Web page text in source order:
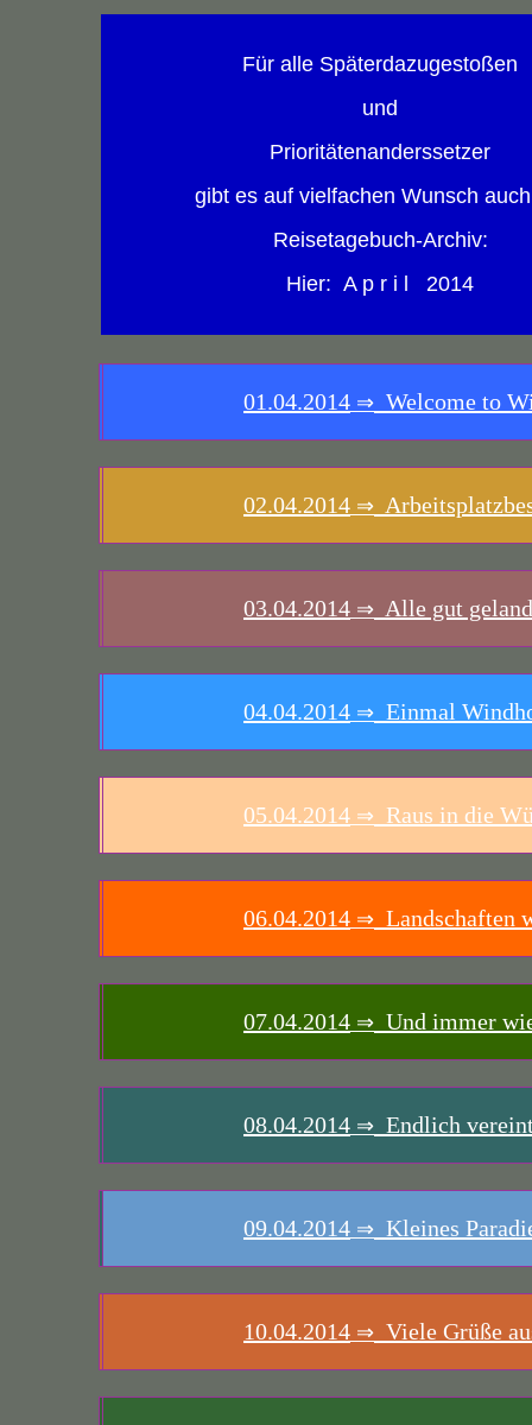
Für alle Späterdazugestoßen
und
Prioritätenanderssetzer
gibt es auf vielfachen Wunsch
Reisetagebuch-Archiv:
Hier: A p r i l 2014
01.04.2014 ⇒ Welcome to
02.04.2014 ⇒
03.04.2014 ⇒ Alle gut
04.04.2014 ⇒ Einmal
05.04.2014 ⇒ Raus in die
06.04.2014 ⇒ Landschaften
07.04.2014 ⇒ Und immer
08.04.2014 ⇒ Endlich
09.04.2014 ⇒ Kleines
10.04.2014 ⇒ Viele Grüße